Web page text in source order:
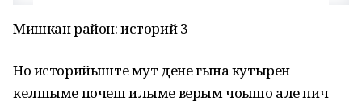
Мишкан район: историй 3
Но историйыште мут дене гына кутырен
келшыме почеш илыме верым чоҥышо але пич